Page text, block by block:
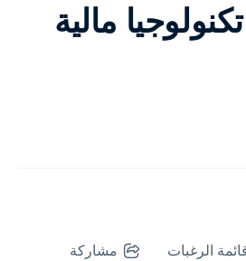
مالية
الرغبات مشاركة